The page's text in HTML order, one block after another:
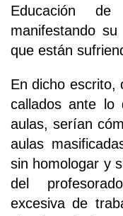
Educación
manifestando
que están
En dicho escrito,
callados ante lo
aulas, serían
aulas
sin homologar y
del
excesiva de